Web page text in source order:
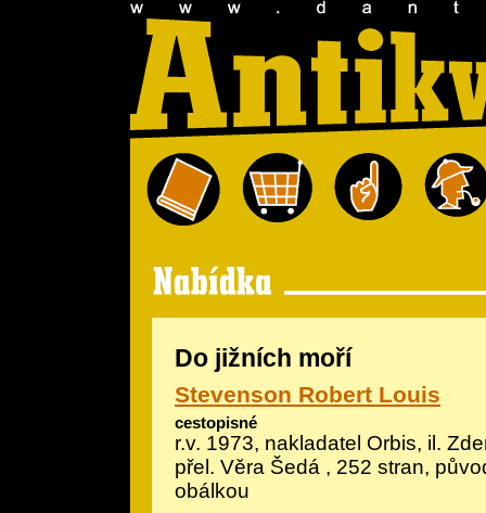
Do jižních moří
Stevenson Robert Louis
cestopisné
r.v. 1973, nakladatel Orbis, il.
přel. Věra Šedá , 252 stran,
obálkou